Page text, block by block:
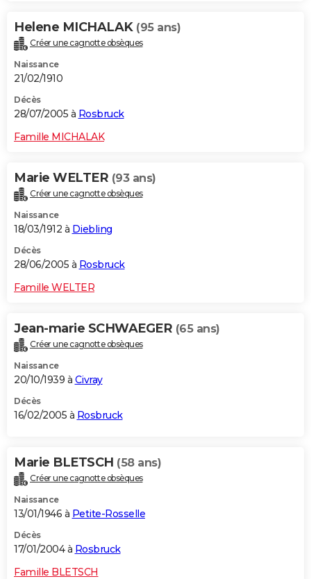
Helene MICHALAK (95 ans)
Créer une cagnotte obsèques
Naissance
21/02/1910
Décès
28/07/2005 à Rosbruck
Famille MICHALAK
Marie WELTER (93 ans)
Créer une cagnotte obsèques
Naissance
18/03/1912 à Diebling
Décès
28/06/2005 à Rosbruck
Famille WELTER
Jean-marie SCHWAEGER (65 ans)
Créer une cagnotte obsèques
Naissance
20/10/1939 à Civray
Décès
16/02/2005 à Rosbruck
Marie BLETSCH (58 ans)
Créer une cagnotte obsèques
Naissance
13/01/1946 à Petite-Rosselle
Décès
17/01/2004 à Rosbruck
Famille BLETSCH